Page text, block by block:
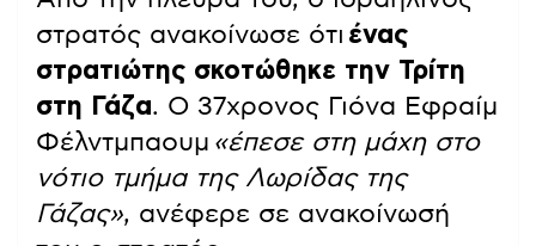
στρατός ανακοίνωσε ότι ένας
στρατιώτης σκοτώθηκε την Τρίτη
στη Γάζα. Ο 37χρονος Γιόνα Εφραίμ
Φέλντμπαουμ «έπεσε στη μάχη στο
νότιο τμήμα της Λωρίδας της
Γάζας», ανέφερε σε ανακοίνωσή